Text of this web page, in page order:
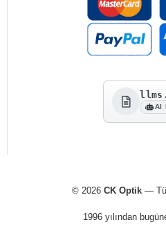
AI
© 2026 CK Optik—
1996 yılından